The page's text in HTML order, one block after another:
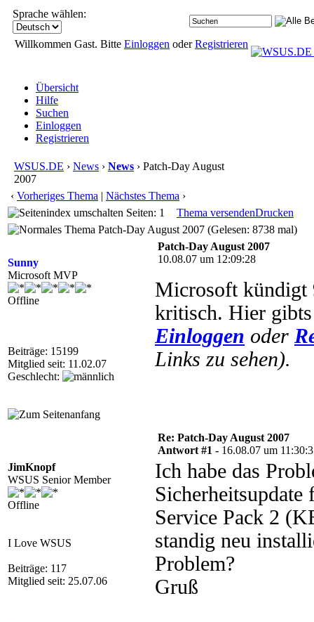
Sprache wählen:
Willkommen Gast. Bitte Einloggen oderRegistrieren
Übersicht
Hilfe
Suchen
Einloggen
Registrieren
WSUS.DE › News › News › Patch-Day August
2007
‹ Vorheriges Thema | Nächstes Thema ›
Seiten: 1
Thema versendenDrucken
Patch-Day August 2007 (Gelesen: 8738 mal)
Sunny
Microsoft MVP
Offline
Beiträge: 15199
Mitglied seit: 11.02.07
Geschlecht:
Patch-Day August 2007
10.08.07 um 12:09:28
Microsoft kündigt
kritisch. Hier
Einloggen oder
Links zu sehen).
JimKnopf
WSUS Senior Member
Offline
I Love WSUS
Beiträge: 117
Mitglied seit: 25.07.06
Re: Patch-Day August 2007
Antwort #1 - 16.08.07 um
Ich habe das
Service Pack 2
standig neu
Problem?
Gruß